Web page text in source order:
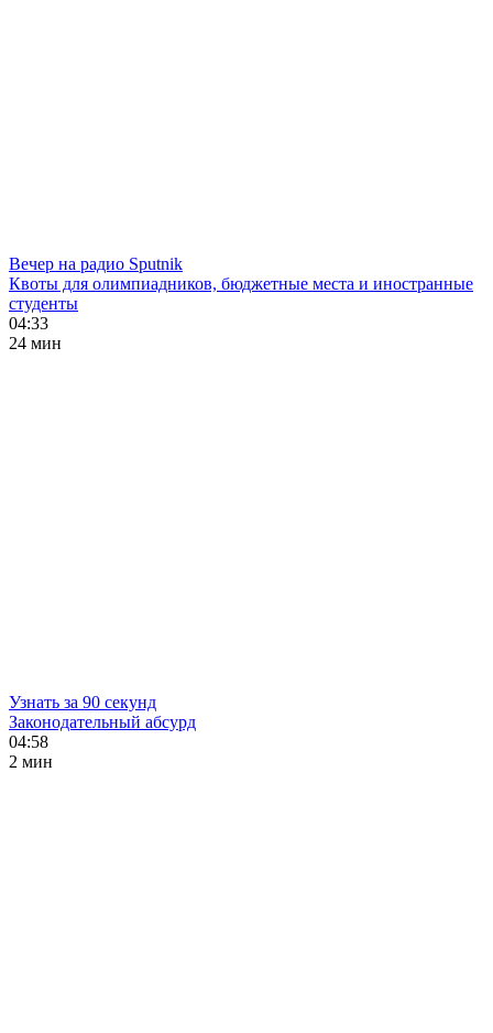
Вечер на радио Sputnik
Квоты для олимпиадников, бюджетные места и иностранные
студенты
04:33
24 мин
Узнать за 90 секунд
Законодательный абсурд
04:58
2 мин